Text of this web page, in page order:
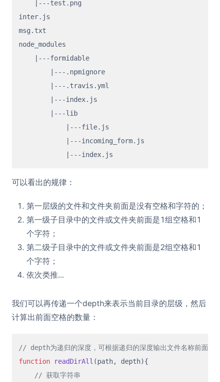
    |---test.
png
inter. js
msg. txt
node_modules
    |---formidable
        |---.
npmignore
        |---.
travis . yml
        |---index.
js
        |---lib
            |---file.
js
            |---incoming_form.
js
            |---index.
js
可以看出的规律：
第一层级的文件和文件夹前面是没有空格和字符的；
第一级子目录中的文件或文件夹前面是1组空格和1
个字符；
第二级子目录中的文件或文件夹前面是2组空格和1
个字符；
依次类推...
我们可以再传递一个depth来表示当前目录的层级，然后
计算出前面空格的数量：
// depth为递归的深度，可根据递归的深度输出文件名称前面的
function
readDirAll (path, depth){
// 获取字符串